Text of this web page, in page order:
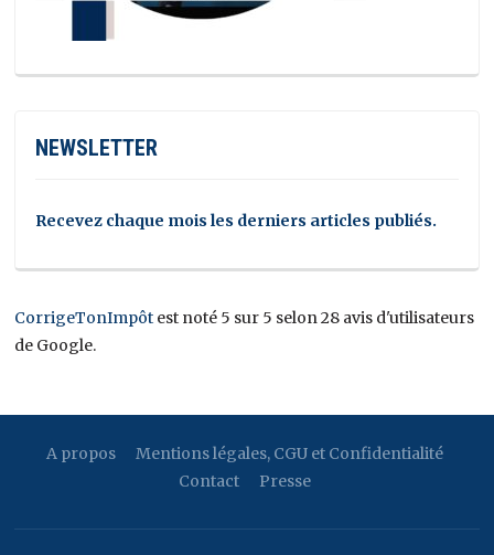
NEWSLETTER
Recevez chaque mois les derniers articles publiés.
CorrigeTonImpôt est noté 5 sur 5 selon 28 avis d'utilisateurs
de Google.
A propos
Mentions légales, CGU et Confidentialité
Contact
Presse